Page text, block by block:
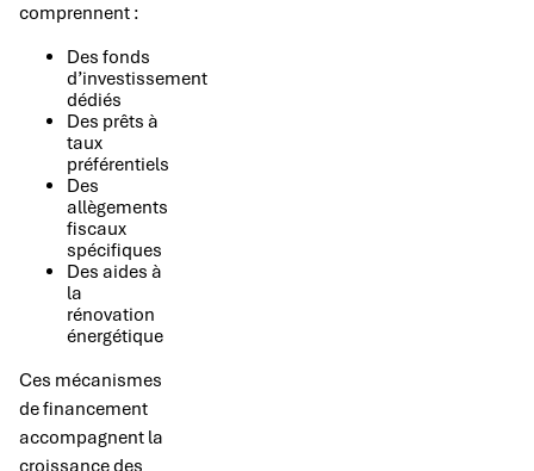
comprennent :
Des fonds
d’investissement
dédiés
Des prêts à
taux
préférentiels
Des
allègements
fiscaux
spécifiques
Des aides à
la
rénovation
énergétique
Ces mécanismes
de financement
accompagnent la